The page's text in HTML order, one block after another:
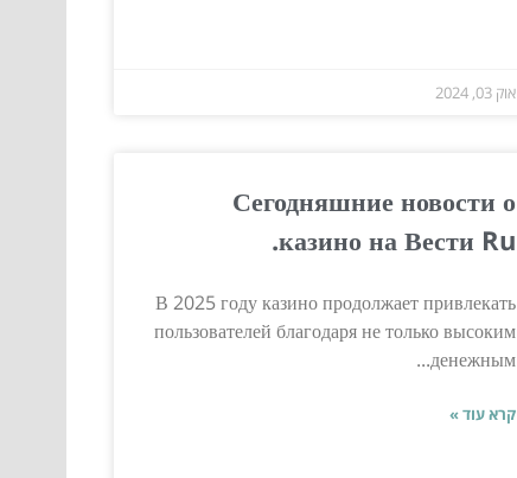
אוק 03, 2024
Сегодняшние новости о
казино на Вести Ru.
В 2025 году казино продолжает привлекать
пользователей благодаря не только высоким
денежным...
קרא עוד »